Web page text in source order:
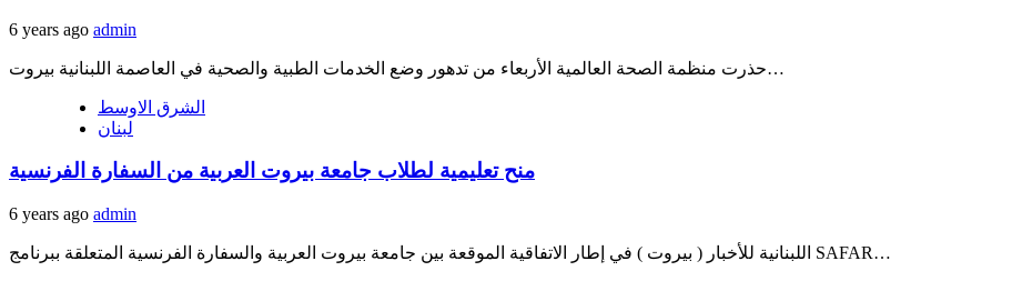
6 years ago admin
حذرت منظمة الصحة العالمية الأربعاء من تدهور وضع الخدمات الطبية والصحية في العاصمة اللبنانية بيروت…
الشرق الاوسط
لبنان
منح تعليمية لطلاب جامعة بيروت العربية من السفارة الفرنسية
6 years ago admin
اللبنانية للأخبار ( بيروت ) في إطار الاتفاقية الموقعة بين جامعة بيروت العربية والسفارة الفرنسية المتعلقة ببرنامج SAFAR…